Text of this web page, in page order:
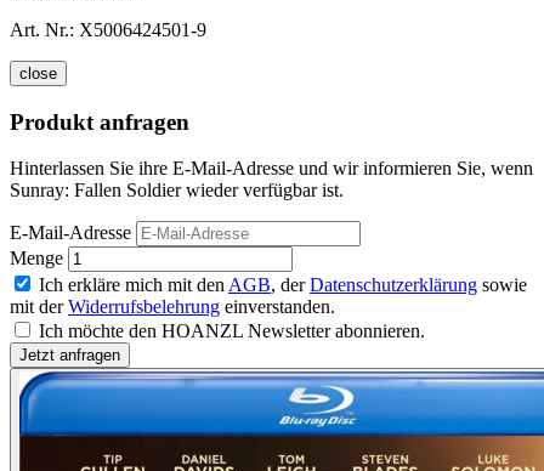
Art. Nr.: X5006424501-9
close
Produkt anfragen
Hinterlassen Sie ihre E-Mail-Adresse und wir informieren Sie, wenn
Sunray: Fallen Soldier wieder verfügbar ist.
E-Mail-Adresse
Menge
Ich erkläre mich mit den AGB, derDatenschutzerklärung sowie
mit derWiderrufsbelehrung einverstanden.
Ich möchte den HOANZL Newsletter abonnieren.